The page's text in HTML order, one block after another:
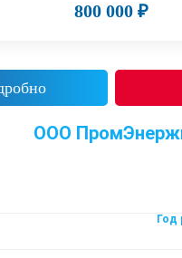
800 000 ₽
ООО
Год